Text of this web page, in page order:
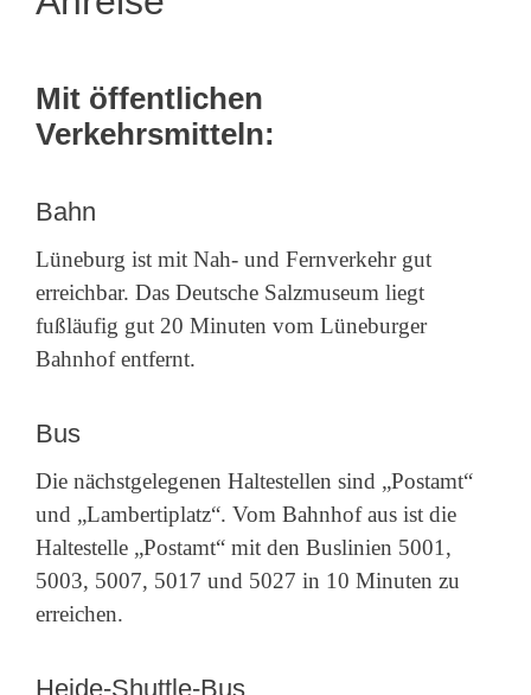
Mit öffentlichen
Verkehrsmitteln:
Bahn
Lüneburg ist mit Nah- und Fernverkehr gut
erreichbar. Das Deutsche Salzmuseum liegt
fußläufig gut 20 Minuten vom Lüneburger
Bahnhof entfernt.
Bus
Die nächstgelegenen Haltestellen sind „Postamt“
und „Lambertiplatz“. Vom Bahnhof aus ist die
Haltestelle „Postamt“ mit den Buslinien 5001,
5003, 5007, 5017 und 5027 in 10 Minuten zu
erreichen.
Heide-Shuttle-Bus